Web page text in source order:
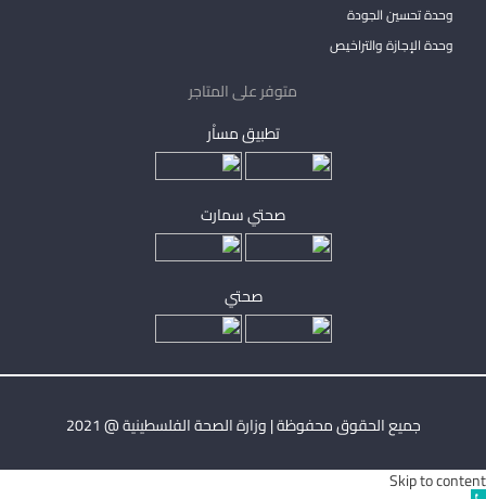
وحدة تحسين الجودة
وحدة الإجازة والتراخيص
متوفر على المتاجر
تطبيق مساْر
صحتي سمارت
صحتي
جميع الحقوق محفوظة | وزارة الصحة الفلسطينية @ 2021
Skip to content